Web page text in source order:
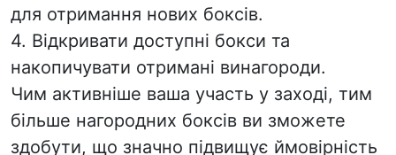
для отримання нових боксів.
4. Відкривати доступні бокси та
накопичувати отримані винагороди.
Чим активніше ваша участь у заході, тим
більше нагородних боксів ви зможете
здобути, що значно підвищує ймовірність